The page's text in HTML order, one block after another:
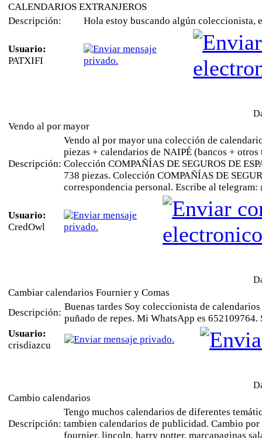
CALENDARIOS EXTRANJEROS
Descripción:
Hola estoy buscando algún coleccionista,
Usuario:
PATXIFI
Vendo al por mayor
Descripción:
Vendo al por mayor una colección de
piezas + calendarios de NAIPÉ (bancos +
Colección COMPAÑÍAS DE SEGUROS DE
738 piezas. Colección COMPAÑÍAS DE
correspondencia personal. Escribe al
Usuario:
CredOwl
Cambiar calendarios Fournier y Comas
Descripción:
Buenas tardes Soy coleccionista de
puñado de repes. Mi WhatsApp es 652109764.
Usuario:
crisdiazcu
Cambio calendarios
Descripción:
Tengo muchos calendarios de diferentes
tambien calendarios de publicidad. Cambio
fournier, lincoln, harry potter, marcapaginas